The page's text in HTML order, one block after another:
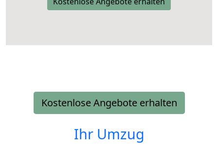
Kostenlose Angebote erhalten
Ihr Umzug